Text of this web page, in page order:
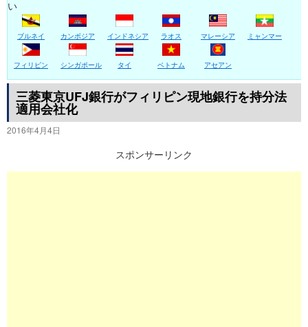
ツ
へ
ス
キ
ッ
い
ブルネイ カンボジア インドネシア ラオス マレーシア ミャンマー
フィリピン シンガポール タイ ベトナム アセアン
三菱東京UFJ銀行がフィリピン現地銀行を持分法
適用会社化
2016年4月4日
スポンサーリンク